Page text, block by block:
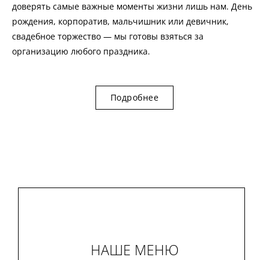
доверять самые важные моменты жизни лишь нам. День
рождения, корпоратив, мальчишник или девичник,
свадебное торжество — мы готовы взяться за
организацию любого праздника.
Подробнее
НАШЕ МЕНЮ